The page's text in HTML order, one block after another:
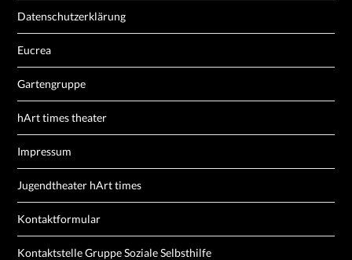
Datenschutzerklärung
Eucrea
Gartengruppe
hArt times theater
Impressum
Jugendtheater hArt times
Kontaktformular
Kontaktstelle Gruppe Soziale Selbsthilfe